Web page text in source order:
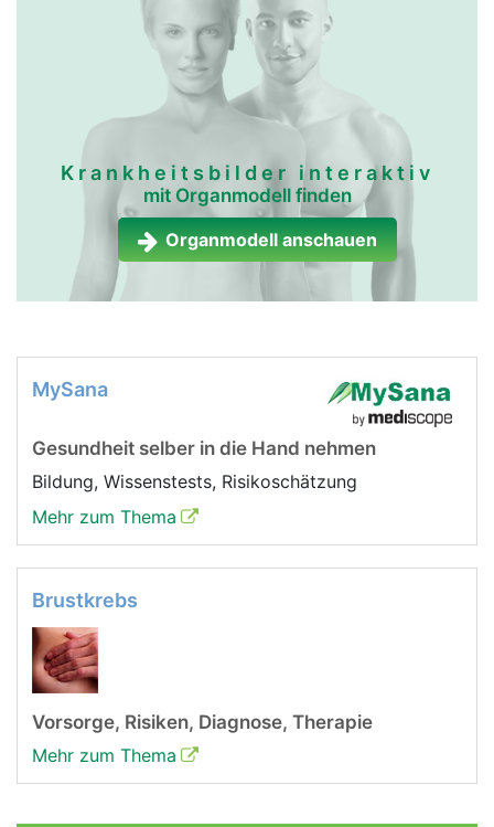
Krankheitsbilder interaktiv
mit Organmodell finden
Organmodell anschauen
MySana
Gesundheit selber in die Hand nehmen
Bildung, Wissenstests, Risikoschätzung
Mehr zum Thema
Brustkrebs
Vorsorge, Risiken, Diagnose, Therapie
Mehr zum Thema